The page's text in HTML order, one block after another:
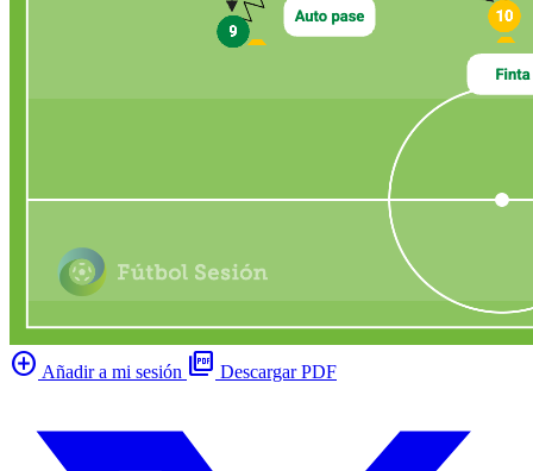
add_circle Añadir a mi sesión picture_as_pdf Descargar PDF